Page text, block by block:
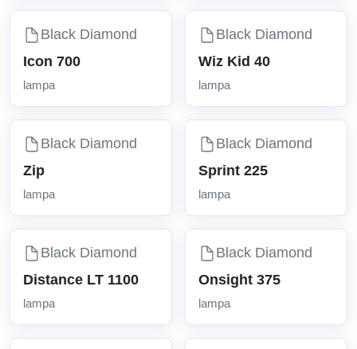
Black Diamond
Icon 700
lampa
Black Diamond
Wiz Kid 40
lampa
Black Diamond
Zip
lampa
Black Diamond
Sprint 225
lampa
Black Diamond
Distance LT 1100
lampa
Black Diamond
Onsight 375
lampa